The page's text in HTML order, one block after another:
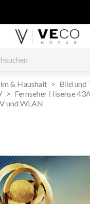
& Haushalt Bild und
Fernseher Hisense
und WLAN